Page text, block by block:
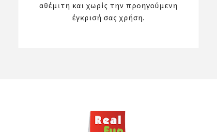
αθέμιτη και χωρίς την προηγούμενη
έγκρισή σας χρήση.